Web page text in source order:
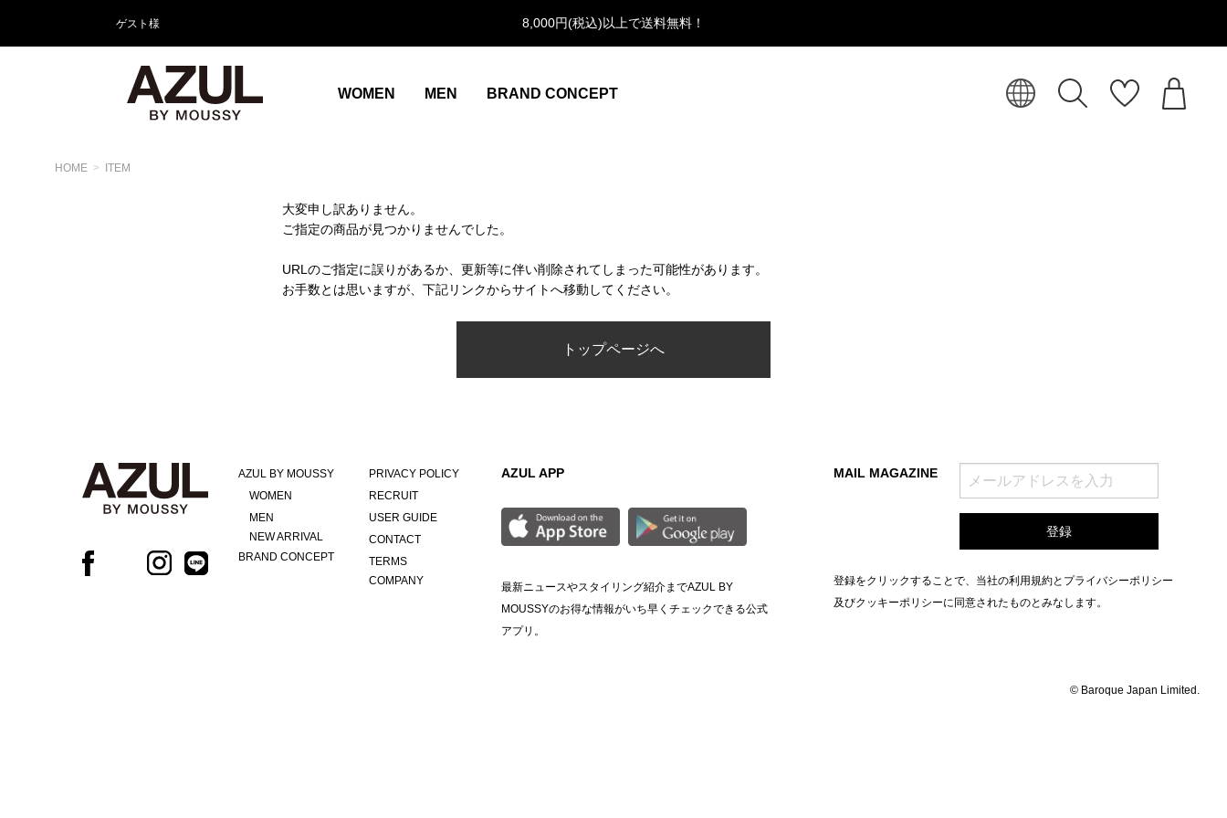
ゲスト様 8,000円(税込)以上で送料無料！
WOMEN MEN BRAND CONCEPT
HOME ITEM
大変申し訳ありません。
ご指定の商品が見つかりませんでした。
URLのご指定に誤りがあるか、更新等に伴い削除されてしまった可能性があります。
お手数とは思いますが、下記リンクからサイトへ移動してください。
トップページへ
AZUL BY MOUSSY
WOMEN
MEN
NEW ARRIVAL
BRAND CONCEPT
PRIVACY POLICY
RECRUIT
USER GUIDE
CONTACT
TERMS
COMPANY
AZUL APP
最新ニュースやスタイリング紹介までAZUL BY
MOUSSYのお得な情報がいち早くチェックできる公式
アプリ。
MAIL MAGAZINE
登録をクリックすることで、当社の利用規約と プライバシーポリシー
及びクッキーポリシーに同意されたものとみなします。
© Baroque Japan Limited.